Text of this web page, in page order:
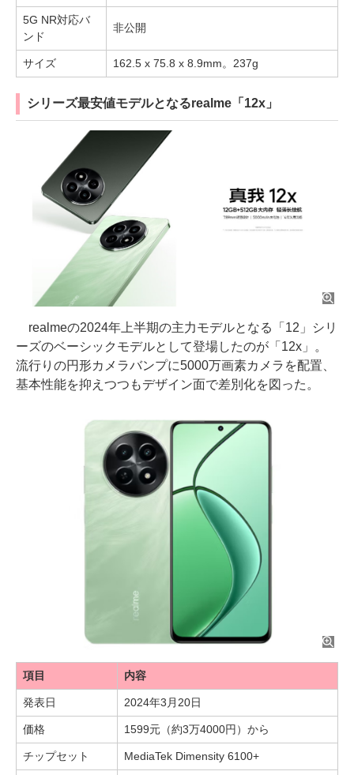
5G NR対応バ
ンド
非公開
サイズ 162.5 x 75.8 x 8.9mm。237g
シリーズ最安値モデルとなるrealme「12x」
realmeの2024年上半期の主力モデルとなる「12」シリ
ーズのベーシックモデルとして登場したのが「12x」。
流行りの円形カメラバンプに5000万画素カメラを配置、
基本性能を抑えつつもデザイン面で差別化を図った。
項目 内容
発表日 2024年3月20日
価格 1599元（約3万4000円）から
チップセット MediaTek Dimensity 6100+